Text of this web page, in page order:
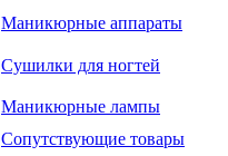
Маникюрные аппараты
Сушилки для ногтей
Маникюрные лампы
Сопутствующие товары